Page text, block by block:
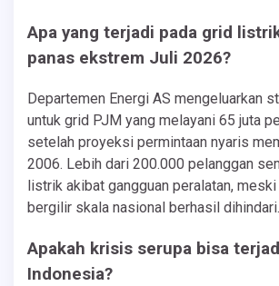
Apa yang terjadi pada grid
panas ekstrem Juli 2026?
Departemen Energi AS mengeluarkan
untuk grid PJM yang melayani 65 juta
setelah proyeksi permintaan nyaris
2006. Lebih dari 200.000 pelanggan
listrik akibat gangguan peralatan,
bergilir skala nasional berhasil dihindari.
Apakah krisis serupa bisa
Indonesia?